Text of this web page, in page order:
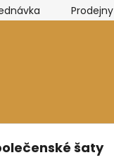
Prodejny
šaty